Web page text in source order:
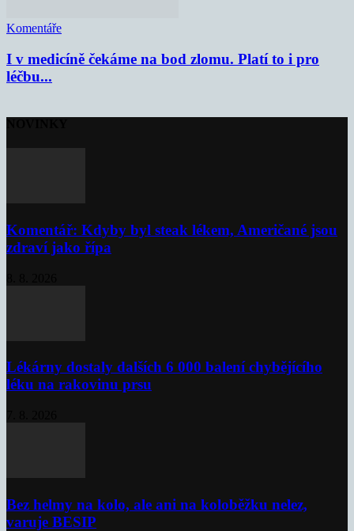
Komentáře
I v medicíně čekáme na bod zlomu. Platí to i pro
léčbu...
Komentář: Kdyby byl steak lékem, Američané jsou
zdraví jako řípa
Lékárny dostaly dalších 6 000 balení chybějícího
léku na rakovinu prsu
Bez helmy na kolo, ale ani na koloběžku nelez,
varuje BESIP